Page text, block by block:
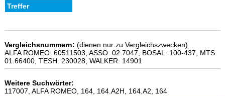
Vergleichsnummern: (dienen nur zu Vergleichszwecken)
ALFA ROMEO: 60511503, ASSO: 02.7047, BOSAL: 100-437, MTS:
01.66400, TESH: 230028, WALKER: 14901
Weitere Suchwörter:
117007, ALFA ROMEO, 164, 164.A2H, 164.A2, 164